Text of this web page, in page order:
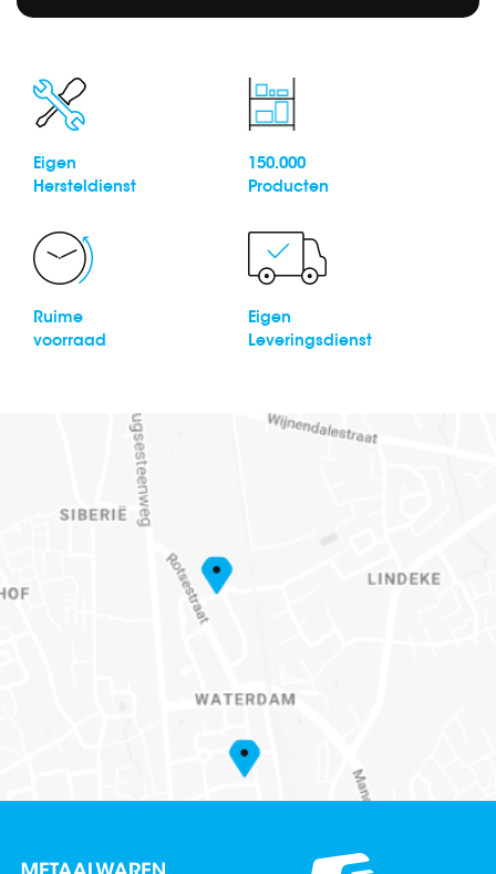
Eigen
Hersteldienst
150.000
Producten
Ruime
voorraad
Eigen
Leveringsdienst